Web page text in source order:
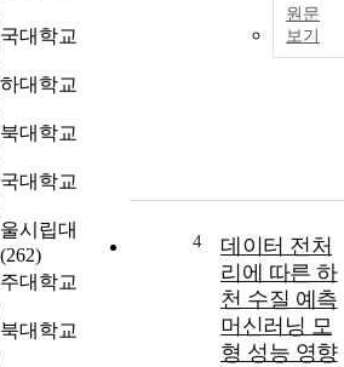
대학교
대학교
대학교
대학교
시립대
(262)
대학교
대학교
원문
보기
4
데이터 전처
리에 따른 하
천 수질 예측
머신러닝 모
형 성능 영향